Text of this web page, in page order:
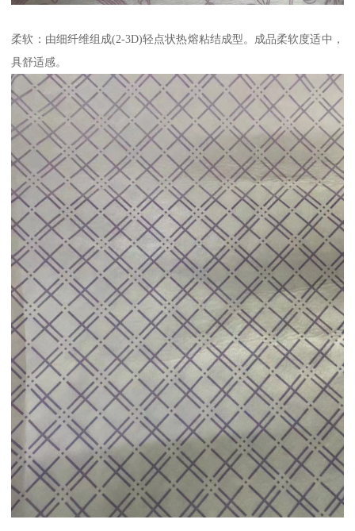
柔软：由细纤维组成(2-3D)轻点状热熔粘结成型。成品柔软度适中，
具舒适感。